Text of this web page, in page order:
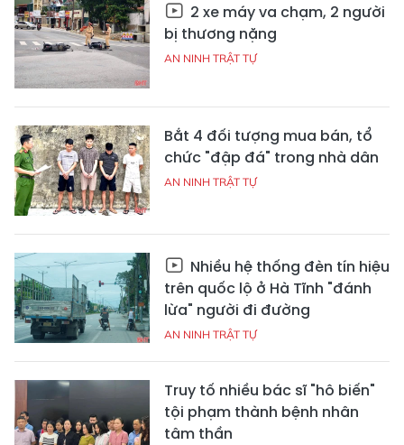
2 xe máy va chạm, 2 người
bị thương nặng
AN NINH TRẬT TỰ
Bắt 4 đối tượng mua bán, tổ
chức "đập đá" trong nhà dân
AN NINH TRẬT TỰ
Nhiều hệ thống đèn tín hiệu
trên quốc lộ ở Hà Tĩnh "đánh
lừa" người đi đường
AN NINH TRẬT TỰ
Truy tố nhiều bác sĩ "hô biến"
tội phạm thành bệnh nhân
tâm thần